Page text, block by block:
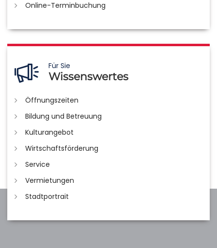
Online-Terminbuchung
Für Sie
Wissenswertes
Öffnungszeiten
Bildung und Betreuung
Kulturangebot
Wirtschaftsförderung
Service
Vermietungen
Stadtportrait